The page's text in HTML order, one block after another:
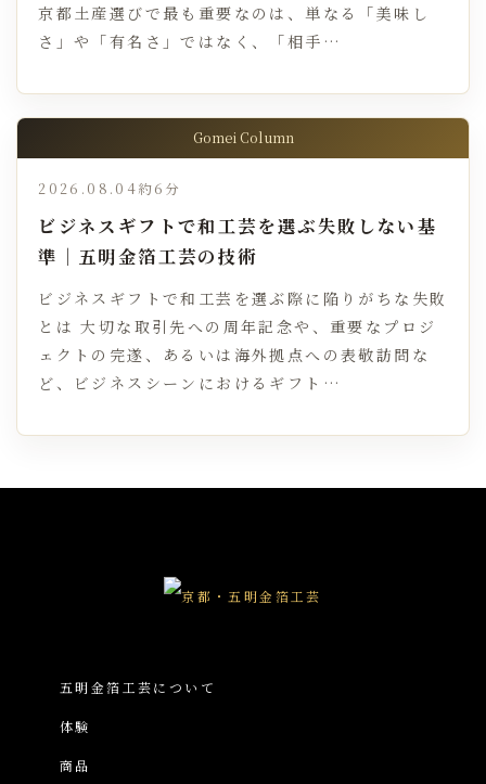
京都土産選びで最も重要なのは、単なる「美味し
さ」や「有名さ」ではなく、「相手…
Gomei Column
2026.08.04約6分
ビジネスギフトで和工芸を選ぶ失敗しない基
準｜五明金箔工芸の技術
ビジネスギフトで和工芸を選ぶ際に陥りがちな失敗
とは 大切な取引先への周年記念や、重要なプロジ
ェクトの完遂、あるいは海外拠点への表敬訪問な
ど、ビジネスシーンにおけるギフト…
五明金箔工芸について
体験
商品